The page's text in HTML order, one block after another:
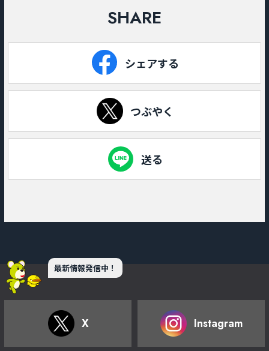
SHARE
シェアする
つぶやく
送る
最新情報発信中！
X Instagram